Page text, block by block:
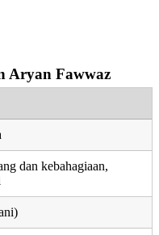
Aryan Fawwaz
dan kebahagiaan,